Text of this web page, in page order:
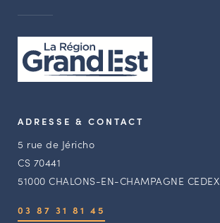
ADRESSE & CONTACT
5 rue de Jéricho
CS 70441
51000 CHALONS-EN-CHAMPAGNE CEDEX
03 87 31 81 45